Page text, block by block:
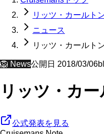
リッツ・カールト
ニュース
リッツ・カールト
🦁 News公開日 2018/03/06
リッツ・カ
公式発表を見る